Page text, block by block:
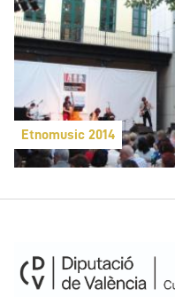
Etnomusic 2014